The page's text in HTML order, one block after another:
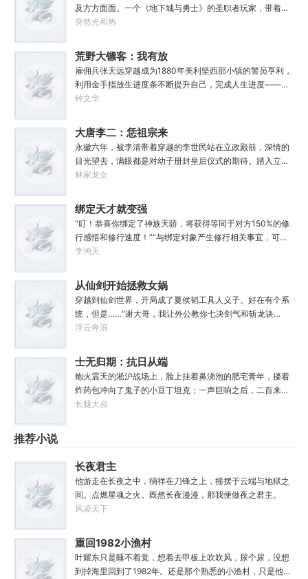
和希冀......请问，哪里有巨龙啊？那个.......邪神算不算怪物？
个“全能加点”系统主打一个练就有效，你付出的每一滴汗水
都将得到回报。人生重来一遭，弥补遗憾算甚？系统驱动着
煌。“没有什么能阻止我站在人类之巅了！”
及方方面面。一个《地下城与勇士》的圣职者玩家，带着圣
职者的技能来到了这个世界，随后他创建了一个教会，萌神
突然光和热
荒野大镖客：我有放
生进度条
雇佣兵张天远穿越成为1880年美利坚西部小镇的警员亨利，
利用金手指放生进度条不断提升自己，完成人生进度——警
员、警长、赏金猎人、私酒寡头、矿业巨头、石油巨头、城
但是枪神只有一个——亨利！这是主角亨利从西部开始战
斗、探险、冒险、修炼、进化的故事，顺便结识天下美女，
成为世界之主。通篇都是主角的个人英雄主义，不是群像，
不喜勿入
钟文华
大唐李二：恁祖宗来
了！
永徽六年，被李清带着穿越的李世民站在立政殿前，深情的
目光望去，满眼都是对幼子册封皇后仪式的期待。踏入立政
殿的那一刻，李二彻底破防了。“稚奴！你咋和媚娘在一
任务。只要他能够带着大唐二十个平行位面完成“世界上只有
一个大唐”的成就，便可以立地成仙。李清表示，成仙都是次
要的，我首先想看乐子。这是一个带着李世民暴打后世昏君
的故事
林家龙女
绑定天才就变强
“叮！恭喜你绑定了神族天骄，将获得等同于对方150%的修
行感悟和修行速度！”“与绑定对象产生修行相关事宜，可获
得额外奖励。”“祝您修行愉快！”……蓦然回首，发现。你，
李鸿天
从仙剑开始拯救女娲
穿越到仙剑世界，开局成了夏侯韬工具人义子。好在有个系
统，但是……“谢大哥，我让外公教你七决剑气和斩龙诀
吧！”“谢大哥，江湖危险，这把磐龙剑你拿着用。”“谢大
我不想努力了！
浮云奔浪
士无归期：抗日从端
个炮楼开始
炮火震天的淞沪战场上，脸上挂着鼻涕泡的肥宅青年，搂着
炸药包冲向了鬼子的小豆丁坦克；一声巨响之后，二百来斤
的肥宅连一个完整的部件都找不到了。打成了废墟的斯大林
步的艰难向着坑道中爬行，因为里面有着一群已经很多天没
有喝水的战友，等待着他的水去救命；皎洁的月色中，一条
血迹在地面上拉出老长。总之，现代位面的小青年胡彪被系
统选中了，必须去诸天战场完成一些不可能的任务，赢了风
生水起、输了全村去他家吃席的那种。怎么办？当然是召唤
死几次之后，也能比传说中‘都市兵王’更为靠谱……
长腿大叔
推荐小说
长夜君主
他游走在长夜之中，徜徉在刀锋之上，摇摆于云端与地狱之
间。点燃星魂之火。既然长夜漫漫，那我便做夜之君主。
风凌天下
重回1982小渔村
叶耀东只是睡不着觉，想着去甲板上吹吹风，尿个尿，没想
到掉海里回到了1982年。还是那个熟悉的小渔村，只是他已